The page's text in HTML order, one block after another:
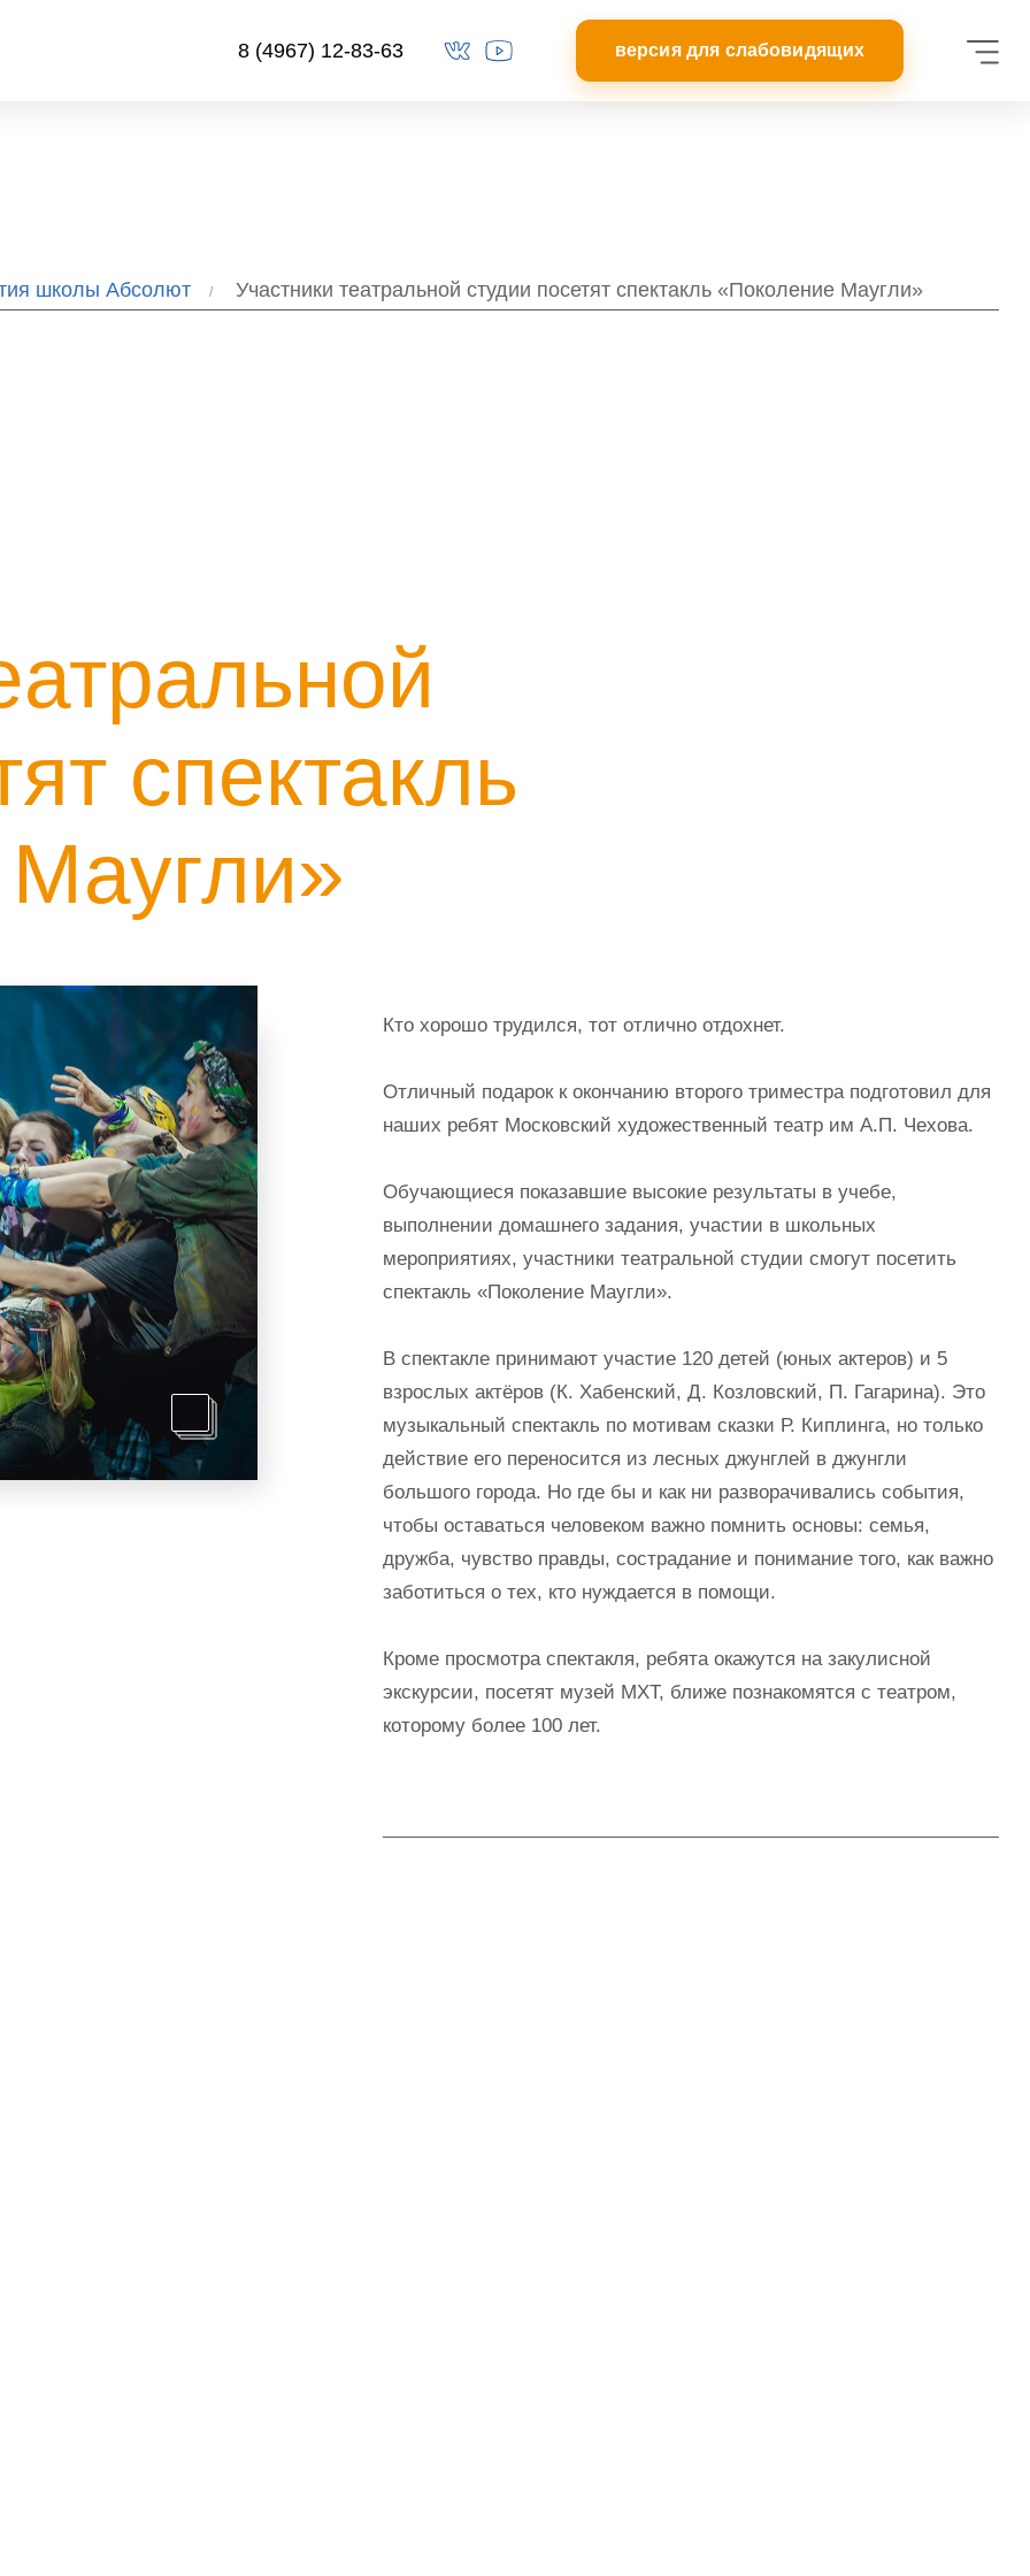
8 (4967) 12-83-63
школы Абсолют Участники театральной студии посетят спектакль «Поколение Маугли»
спектакль
Кто хорошо трудился, тот отлично отдохнет.
Отличный подарок к окончанию второго триместра подготовил для
наших ребят Московский художественный театр им А.П. Чехова.
Обучающиеся показавшие высокие результаты в учебе,
выполнении домашнего задания, участии в школьных
мероприятиях, участники театральной студии смогут посетить
спектакль «Поколение Маугли».
В спектакле принимают участие 120 детей (юных актеров) и 5
взрослых актёров (К. Хабенский, Д. Козловский, П. Гагарина). Это
музыкальный спектакль по мотивам сказки Р. Киплинга, но только
действие его переносится из лесных джунглей в джунгли
большого города. Но где бы и как ни разворачивались события,
чтобы оставаться человеком важно помнить основы: семья,
дружба, чувство правды, сострадание и понимание того, как важно
заботиться о тех, кто нуждается в помощи.
Кроме просмотра спектакля, ребята окажутся на закулисной
экскурсии, посетят музей МХТ, ближе познакомятся с театром,
которому более 100 лет.